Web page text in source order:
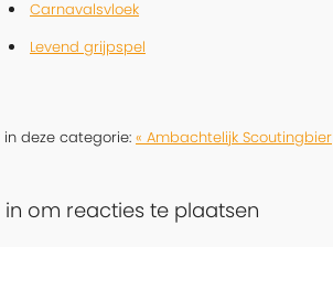
Carnavalsvloek
Levend grijpspel
in deze categorie: « Ambachtelijk Scoutingbier
in om reacties te plaatsen